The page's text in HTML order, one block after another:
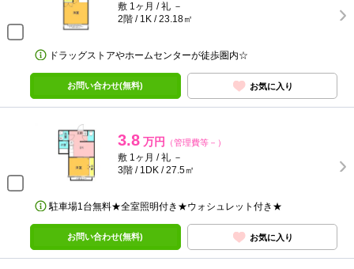
敷 1ヶ月 / 礼 －
2階 / 1K / 23.18㎡
ドラッグストアやホームセンターが徒歩圏内☆
お問い合わせ(無料) お気に入り
3.8 万円 （管理費等－）
敷 1ヶ月 / 礼 －
3階 / 1DK / 27.5㎡
駐車場1台無料★全室照明付き★ウォシュレット付き★
お問い合わせ(無料) お気に入り